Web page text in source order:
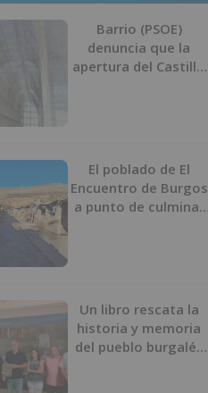
Barrio (PSOE)
denuncia que la
apertura del Castillo
El poblado de El
Encuentro de Burgos
a punto de culminar
Un libro rescata la
historia y memoria
del pueblo burgalés